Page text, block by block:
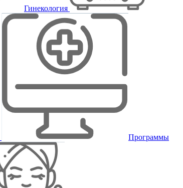
Гинекология
Программы